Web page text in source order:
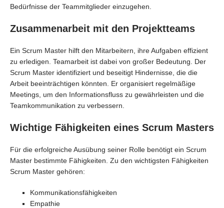
Bedürfnisse der Teammitglieder einzugehen.
Zusammenarbeit mit den Projektteams
Ein Scrum Master hilft den Mitarbeitern, ihre Aufgaben effizient
zu erledigen. Teamarbeit ist dabei von großer Bedeutung. Der
Scrum Master identifiziert und beseitigt Hindernisse, die die
Arbeit beeinträchtigen könnten. Er organisiert regelmäßige
Meetings, um den Informationsfluss zu gewährleisten und die
Teamkommunikation zu verbessern.
Wichtige Fähigkeiten eines Scrum Masters
Für die erfolgreiche Ausübung seiner Rolle benötigt ein Scrum
Master bestimmte Fähigkeiten. Zu den wichtigsten Fähigkeiten
Scrum Master gehören:
Kommunikationsfähigkeiten
Empathie